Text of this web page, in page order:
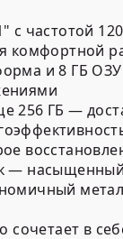
с частотой
комфортной
и 8 ГБ
256 ГБ —
—
сочетает в